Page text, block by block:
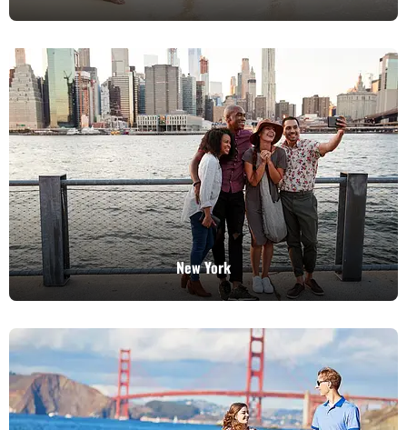
New York